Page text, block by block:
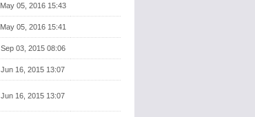
May 05, 2016 15:43
May 05, 2016 15:41
Sep 03, 2015 08:06
Jun 16, 2015 13:07
Jun 16, 2015 13:07